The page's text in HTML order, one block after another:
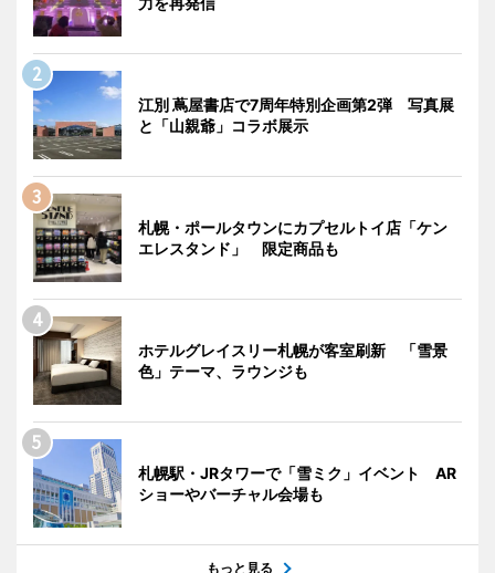
江別 蔦屋書店で7周年特別企画第2弾 写真展
と「山親爺」コラボ展示
札幌・ポールタウンにカプセルトイ店「ケン
エレスタンド」 限定商品も
ホテルグレイスリー札幌が客室刷新 「雪景
色」テーマ、ラウンジも
札幌駅・JRタワーで「雪ミク」イベント AR
ショーやバーチャル会場も
もっと見る